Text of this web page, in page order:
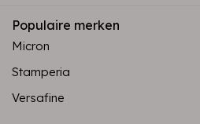
Populaire merken
Micron
Stamperia
Versafine